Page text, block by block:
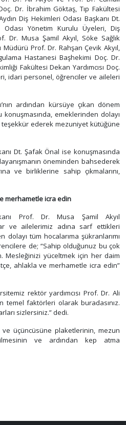
Dr. İbrahim Göktaş, Tıp Fakültesi
Diş Hekimleri Odası Başkanı Dt.
Yönetim Kurulu Üyeleri, Diş
Dr. Musa Şamil Akyıl, Söke Sağlık
Prof. Dr. Rahşan Çevik Akyıl,
Hastanesi Başhekimi Doç. Dr.
Fakültesi Dekan Yardımcısı Doç.
idari personel, öğrenciler ve aileleri
ardından kürsüye çıkan dönem
konuşmasında, emeklerinden dolayı
ederek mezuniyet kütüğüne
Dt. Şafak Önal ise konuşmasında
öneminden bahsederek
ve birliklerine sahip çıkmalarını,
merhametle icra edin
Prof. Dr. Musa Şamil Akyıl
ve ailelerimiz adına sarf ettikleri
tüm hocalarıma şükranlarımı
de; “Sahip olduğunuz bu çok
Mesleğinizi yüceltmek için her daim
ahlakla ve merhametle icra edin”
rektör yardımcısı Prof. Dr. Ali
temel faktörleri olarak buradasınız.
sizlersiniz.” dedi.
üçüncüsüne plaketlerinin, mezun
ve ardından kep atma